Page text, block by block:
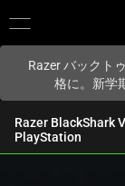
Razer バックト
格に。新学
Razer BlackShark
PlayStation